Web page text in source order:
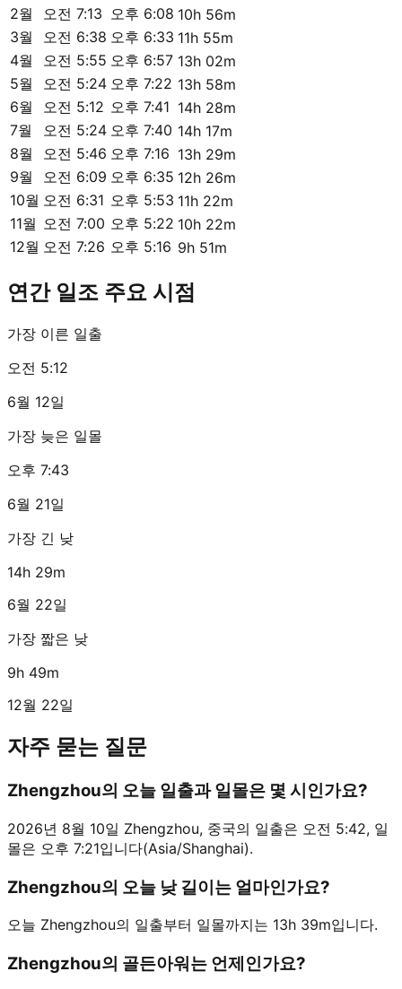
2월 오전 7:13 오후 6:08 10h 56m
3월
오전 6:38 오후 6:33 11h 55m
4월
오전 5:55 오후 6:57 13h 02m
5월
오전 5:24 오후 7:22 13h 58m
6월
오전 5:12 오후 7:41 14h 28m
7월
오전 5:24 오후 7:40 14h 17m
8월
오전 5:46 오후 7:16 13h 29m
9월
오전 6:09 오후 6:35 12h 26m
10월 오전 6:31 오후 5:53 11h 22m
11월 오전 7:00 오후 5:22 10h 22m
12월 오전 7:26 오후 5:16 9h 51m
연간 일조 주요 시점
가장 이른 일출
오전 5:12
6월 12일
가장 늦은 일몰
오후 7:43
6월 21일
가장 긴 낮
14h 29m
6월 22일
가장 짧은 낮
9h 49m
12월 22일
자주 묻는 질문
Zhengzhou의 오늘 일출과 일몰은 몇 시인가요?
2026년 8월 10일 Zhengzhou, 중국의 일출은 오전 5:42, 일
몰은 오후 7:21입니다(Asia/Shanghai).
Zhengzhou의 오늘 낮 길이는 얼마인가요?
오늘 Zhengzhou의 일출부터 일몰까지는 13h 39m입니다.
Zhengzhou의 골든아워는 언제인가요?